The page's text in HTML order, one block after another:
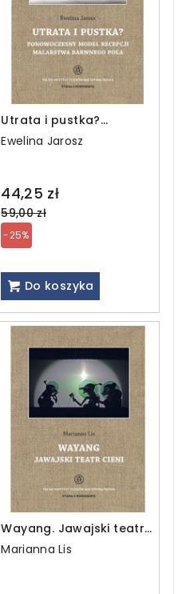
Utrata i pustka?
Ponowoczesny model
recepcji malarstwa
Ewelina Jarosz
44,25 zł
Regular
price
59,00 zł
-25%
Do koszyka
Wayang. Jawajski teatr
cieni / wyprzedaż
Marianna Lis